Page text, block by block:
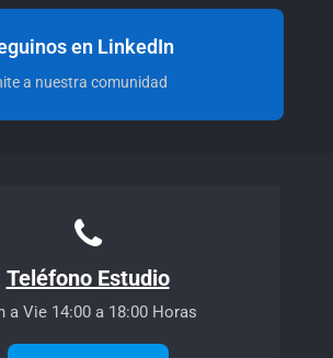
en LinkedIn
a nuestra comunidad
Teléfono Estudio
a Vie 14:00 a 18:00 Horas